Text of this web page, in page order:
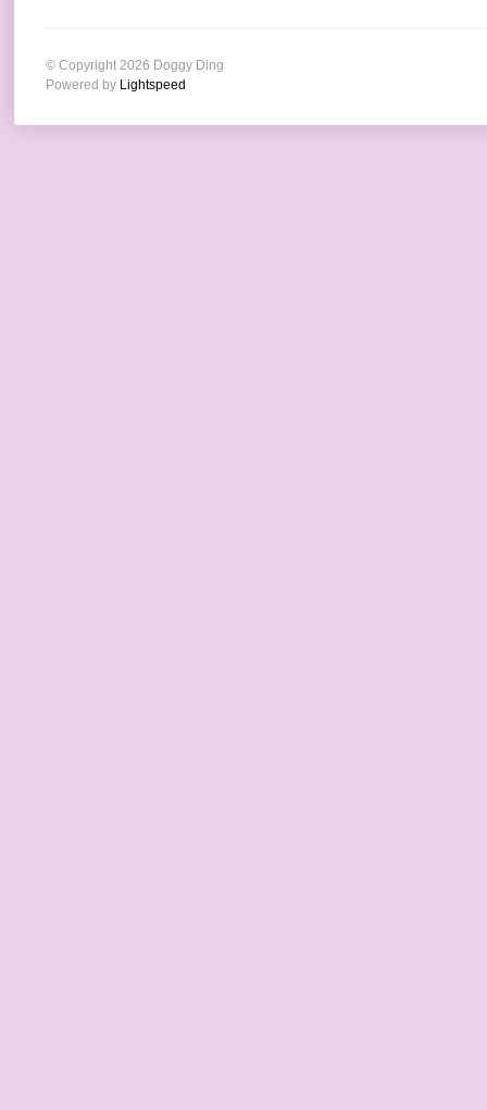
© Copyright 2026 Doggy Ding
Powered by Lightspeed